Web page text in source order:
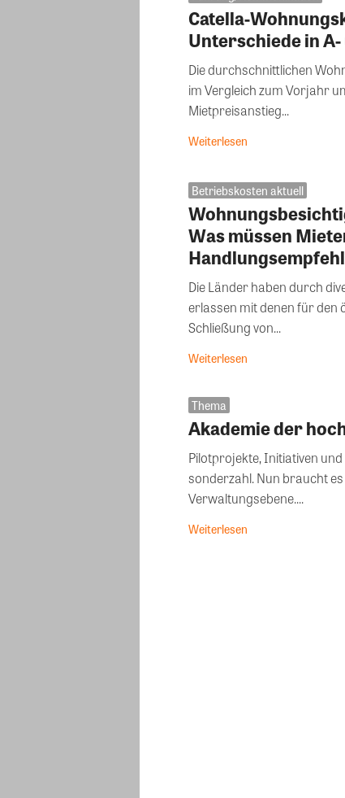
Catella-
Unterschiede in
Die durchschnittlichen
im Vergleich zum Vorjahr
Mietpreisanstieg...
Weiterlesen
Betriebskosten aktuell
Was müssen
Die Länder haben durch
erlassen mit denen für den
Schließung von...
Weiterlesen
Thema
Akademie der
Pilotprojekte, Initiativen
sonderzahl. Nun braucht
Verwaltungsebene....
Weiterlesen